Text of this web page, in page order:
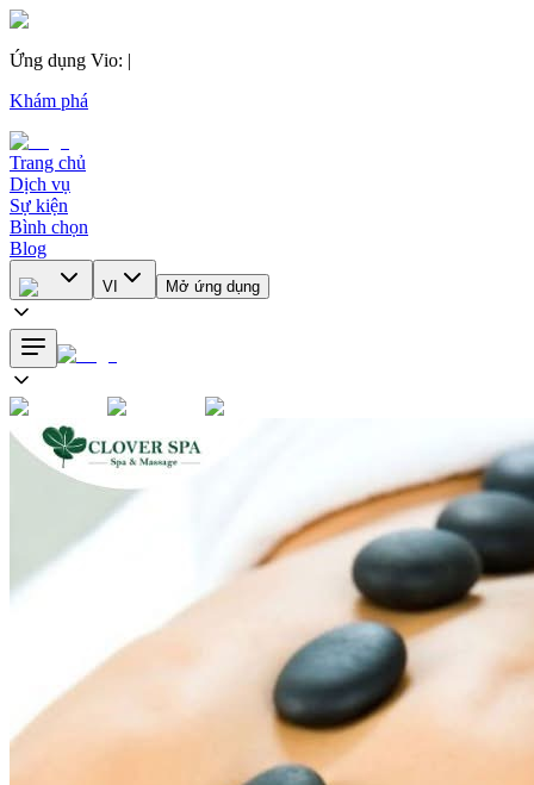
Ứng dụng Vio: |
Khám phá
Trang chủ
Dịch vụ
Sự kiện
Bình chọn
Blog
VI Mở ứng dụng